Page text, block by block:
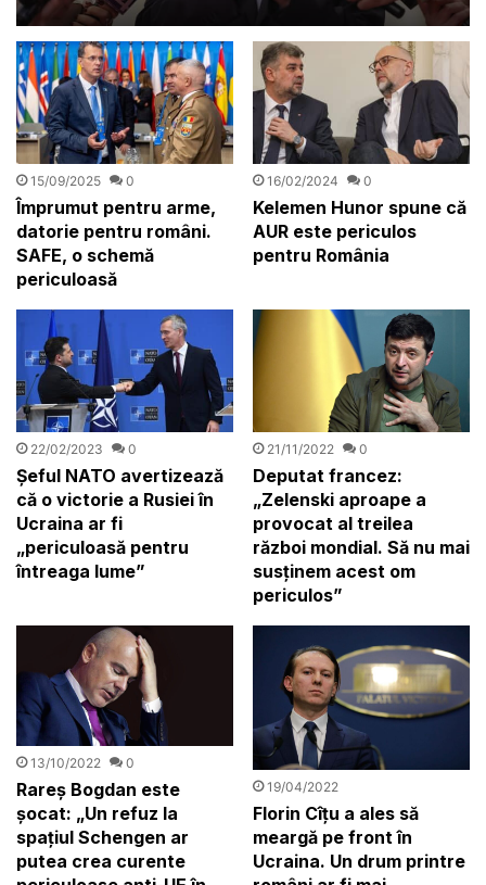
să știi. Știm foarte bine că
era rusească”
15/09/2025 0
Împrumut pentru arme,
datorie pentru români.
SAFE, o schemă
periculoasă
16/02/2024 0
Kelemen Hunor spune că
AUR este periculos
pentru România
22/02/2023 0
Șeful NATO avertizează
că o victorie a Rusiei în
Ucraina ar fi
„periculoasă pentru
întreaga lume”
21/11/2022 0
Deputat francez:
„Zelenski aproape a
provocat al treilea
război mondial. Să nu mai
susținem acest om
periculos”
13/10/2022 0
Rareș Bogdan este
șocat: „Un refuz la
spațiul Schengen ar
putea crea curente
19/04/2022
Florin Cîțu a ales să
meargă pe front în
Ucraina. Un drum printre